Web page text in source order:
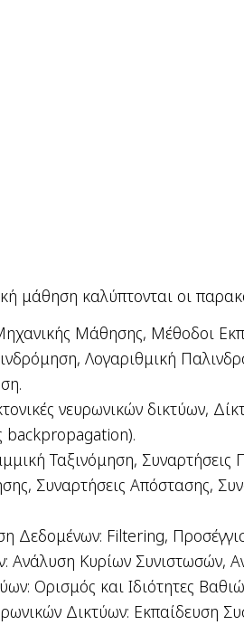
μάθηση καλύπτονται οι
Μάθησης, Μέθοδοι
Λογαριθμική
νευρωνικών δικτύων,
backpropagation).
Ταξινόμηση,
Συναρτήσεις Απόστασης,
Δεδομένων: Filtering,
Ανάλυση Κυρίων Συνιστωσών,
Ορισμός και Ιδιότητες
Δικτύων: Εκπαίδευση